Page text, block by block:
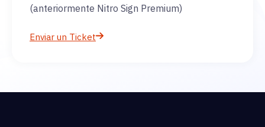
(anteriormente Nitro Sign Premium)
Enviar un Ticket